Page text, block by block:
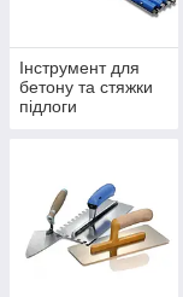
Інструмент для
бетону та стяжки
підлоги